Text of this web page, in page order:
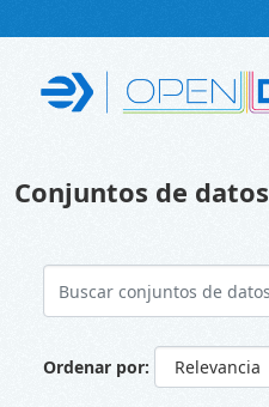
Conjuntos de datos
Ordenar por